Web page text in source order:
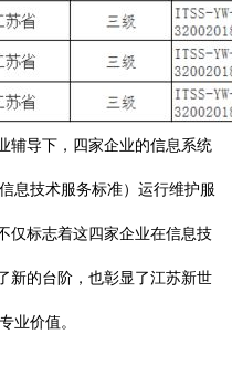
辅导下，四家企业的信息系统
息技术服务标准）运行维护服
仅标志着这四家企业在信息技
新的台阶，也彰显了江苏新世
业价值。